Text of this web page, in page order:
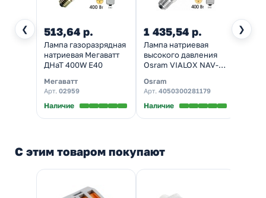
❮ ❯
513,64 р.
Лампа газоразрядная
натриевая Мегаватт
ДНаТ 400W E40
Мегаватт
Арт. 02959
Наличие
1 435,54 р.
Лампа натриевая
высокого давления
Osram VIALOX NAV-T
(4050300199962)
Osram
Арт. 4050300281179
Наличие
1
С этим товаром покупают